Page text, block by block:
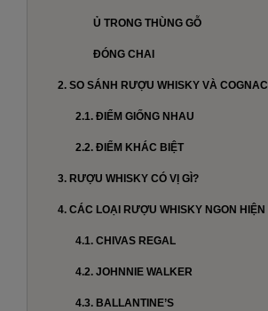
Ủ TRONG THÙNG GỖ
ĐÓNG CHAI
2. SO SÁNH RƯỢU WHISKY VÀ COGNAC
2.1. ĐIỂM GIỐNG NHAU
2.2. ĐIỂM KHÁC BIỆT
3. RƯỢU WHISKY CÓ VỊ GÌ?
4. CÁC LOẠI RƯỢU WHISKY NGON HIỆN
4.1. CHIVAS REGAL
4.2. JOHNNIE WALKER
4.3. BALLANTINE’S